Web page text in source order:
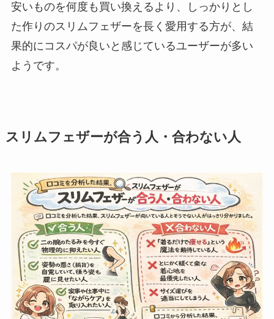
安いものを何度も買い換えるより、しっかりとし
た作りのスリムフェザーを長く愛用する方が、結
果的にコスパが良いと感じているユーザーが多い
ようです。
スリムフェザーが合う人・合わない人